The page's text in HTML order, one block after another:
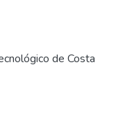
de Costa